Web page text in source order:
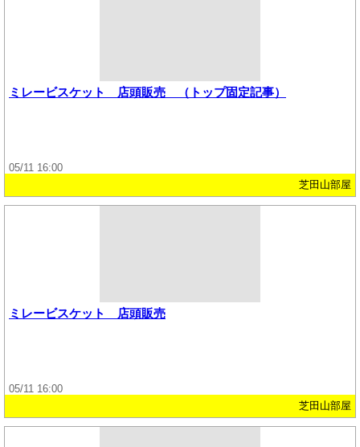
ミレービスケット 店頭販売 （トップ固定記事）
05/11 16:00
芝田山部屋
ミレービスケット 店頭販売
05/11 16:00
芝田山部屋